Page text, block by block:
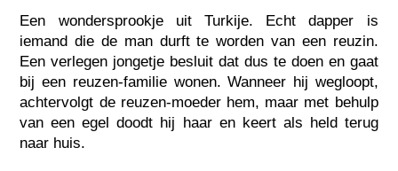
Een wondersprookje uit Turkije. Echt dapper is
iemand die de man durft te worden van een reuzin.
Een verlegen jongetje besluit dat dus te doen en gaat
bij een reuzen-familie wonen. Wanneer hij wegloopt,
achtervolgt de reuzen-moeder hem, maar met behulp
van een egel doodt hij haar en keert als held terug
naar huis.